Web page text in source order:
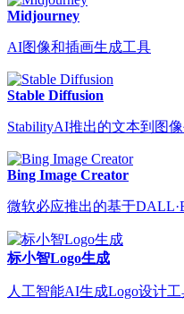
Midjourney
AI图像和插画生成工具
Stable Diffusion
StabilityAI推出的文本到图
Bing Image Creator
微软必应推出的基于
标小智Logo生成
人工智能AI生成Logo设计